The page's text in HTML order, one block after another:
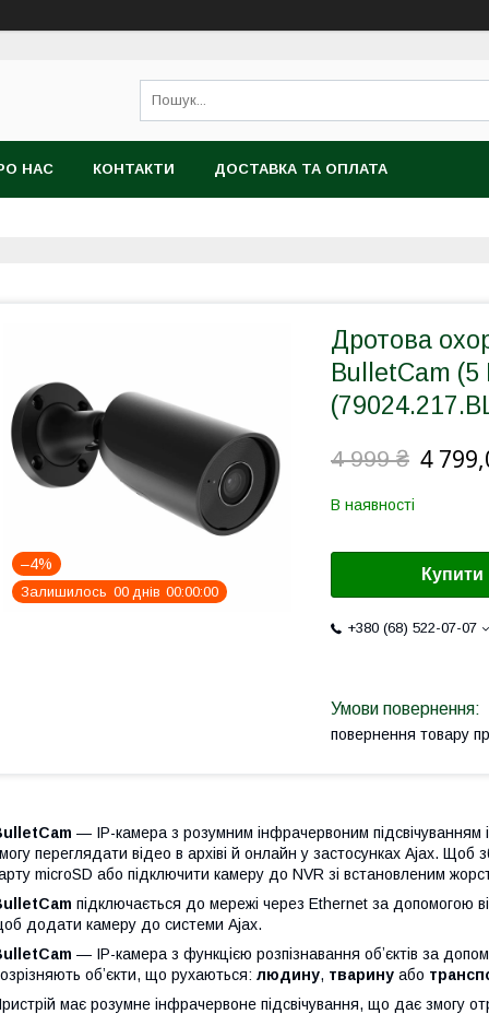
НАС КОНТАКТИ ДОСТАВКА ТА ОПЛАТА
–4%
Залишилось 00 днів 00 00 00
Дротова
BulletCam (5
4 999 ₴ 4
В наявності
Купити
+380 (68) 522-07-07
повернення товару
— IP-камера з розумним інфрачервоним підсвічуванням
переглядати відео в архіві й онлайн у застосунках Ajax. Щоб
microSD або підключити камеру до NVR зі встановленим
підключається до мережі через Ethernet за допомогою
додати камеру до системи Ajax.
— IP-камера з функцією розпізнавання обʼєктів за
обʼєкти, що рухаються: людину, тварину або
має розумне інфрачервоне підсвічування, що дає змогу